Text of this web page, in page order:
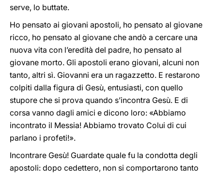
serve, lo buttate.
Ho pensato ai giovani apostoli, ho pensato al giovane
ricco, ho pensato al giovane che andò a cercare una
nuova vita con l’eredità del padre, ho pensato al
giovane morto. Gli apostoli erano giovani, alcuni non
tanto, altri sì. Giovanni era un ragazzetto. E restarono
colpiti dalla figura di Gesù, entusiasti, con quello
stupore che si prova quando s’incontra Gesù. E di
corsa vanno dagli amici e dicono loro: «Abbiamo
incontrato il Messia! Abbiamo trovato Colui di cui
parlano i profeti!».
Incontrare Gesù! Guardate quale fu la condotta degli
apostoli: dopo cedettero, non si comportarono tanto